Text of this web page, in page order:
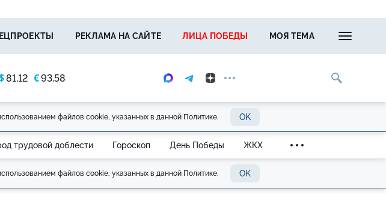
81,12 €93,58
РЕКЛАМА НА САЙТЕ ЛИЦА ПОБЕДЫ МОЯ ТЕМА
файлов cookie, указанных в данной Политике. OK
трудовой доблести Гороскоп День Победы ЖКХ
файлов cookie, указанных в данной Политике. OK